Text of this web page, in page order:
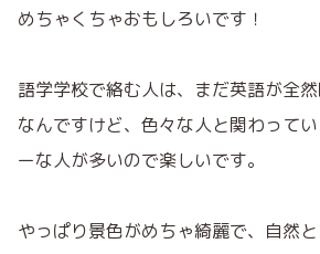
めちゃくちゃおもしろいです！
語学学校で絡む人は、まだ英語が全
なんですけど、色々な人と関わって
ーな人が多いので楽しいです。
やっぱり景色がめちゃ綺麗で、自然